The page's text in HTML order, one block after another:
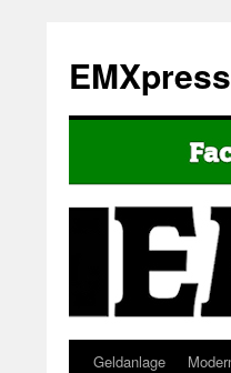
Geldanlage